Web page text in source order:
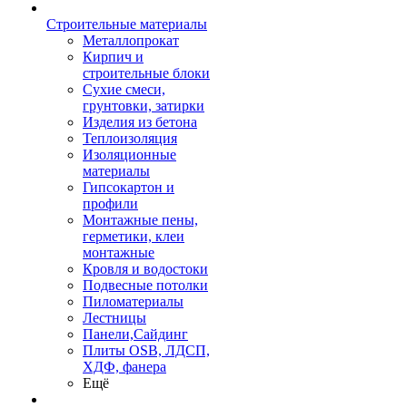
Строительные материалы
Металлопрокат
Кирпич и
строительные блоки
Сухие смеси,
грунтовки, затирки
Изделия из бетона
Теплоизоляция
Изоляционные
материалы
Гипсокартон и
профили
Монтажные пены,
герметики, клеи
монтажные
Кровля и водостоки
Подвесные потолки
Пиломатериалы
Лестницы
Панели,Сайдинг
Плиты OSB, ЛДСП,
ХДФ, фанера
Ещё